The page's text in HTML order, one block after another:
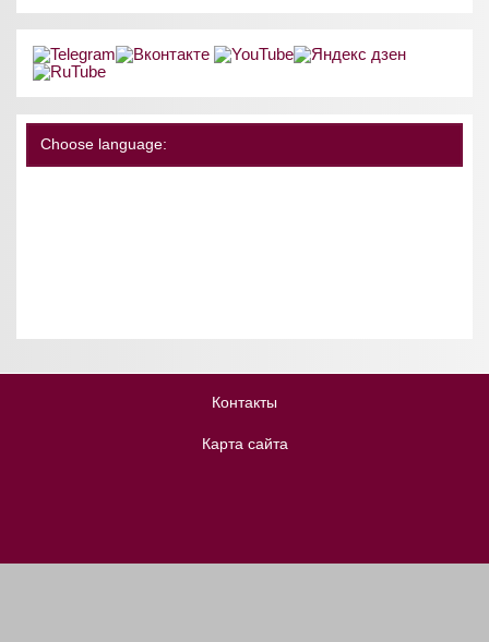
Choose language:
Контакты
Карта сайта